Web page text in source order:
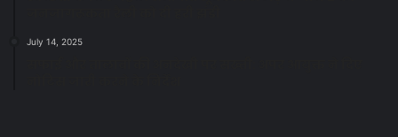
July 14, 2025